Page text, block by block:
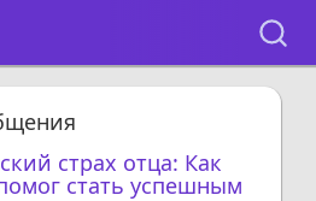
страх отца: Как
стать успешным